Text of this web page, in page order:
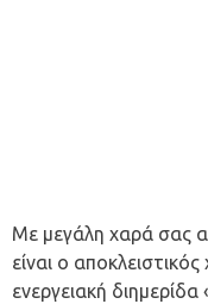
Με μεγάλη χαρά σας
είναι ο
ενεργειακή διημερίδα